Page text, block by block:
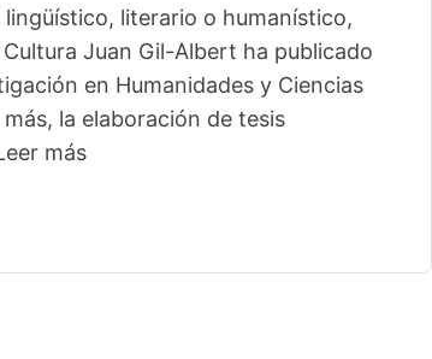
literario o humanístico,
Juan Gil-Albert ha publicado
en Humanidades y Ciencias
la elaboración de tesis
más